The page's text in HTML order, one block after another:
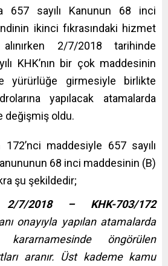
657 sayılı Kanunun 68 inci
ikinci fıkrasındaki hizmet
2/7/2018 tarihinde
KHK’nın bir çok maddesinin
yürürlüğe girmesiyle birlikte
yapılacak atamalarda
değişmiş oldu.
172’nci maddesiyle 657 sayılı
68 inci maddesinin (B)
şu şekildedir;
7/2018 – KHK-703/172
onayıyla yapılan atamalarda
kararnamesinde öngörülen
aranır. Üst kademe kamu